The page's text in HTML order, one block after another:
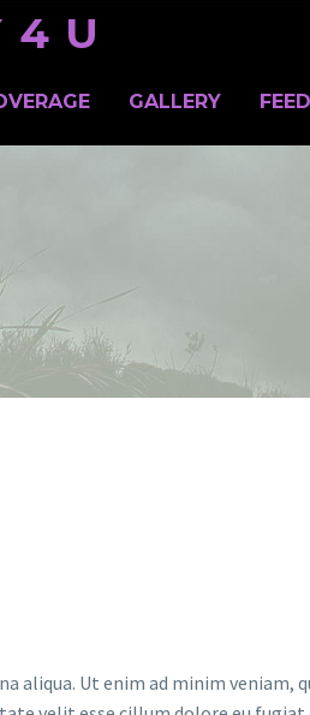
4 U
GALLERY
aliqua. Ut enim ad minim veniam,